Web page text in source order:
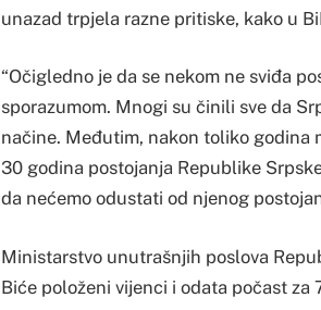
unazad trpjela razne pritiske, kako u
“Očigledno je da se nekom ne sviđa
sporazumom. Mnogi su činili sve da
načine. Međutim, nakon toliko godina
30 godina postojanja Republike
da nećemo odustati od njenog
Ministarstvo unutrašnjih poslova
Biće položeni vijenci i odata počast